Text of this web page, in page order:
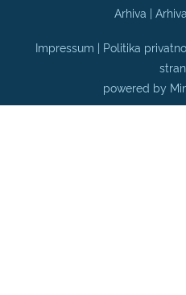
Arhiva |
Impressum | Politika
powered by